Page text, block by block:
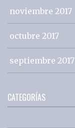
noviembre 2017
octubre 2017
septiembre 2017
CATEGORÍAS